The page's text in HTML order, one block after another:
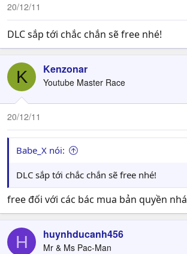
20/12/11
DLC sắp tới chắc chắn sẽ free nhé!
K Kenzonar
Youtube Master Race
20/12/11
Babe_X nói:
DLC sắp tới chắc chắn sẽ free nhé!
free đối với các bác mua bản quyền nhá
H huynhducanh456
Mr & Ms Pac-Man